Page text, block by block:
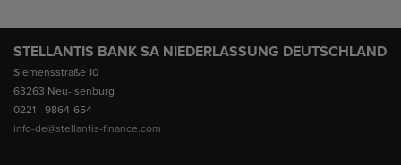
STELLANTIS BANK SA NIEDERLASSUNG DEUTSCHLAND
Siemensstraße 10
63263 Neu-Isenburg
0221 - 9864-654
info-de@stellantis-finance.com